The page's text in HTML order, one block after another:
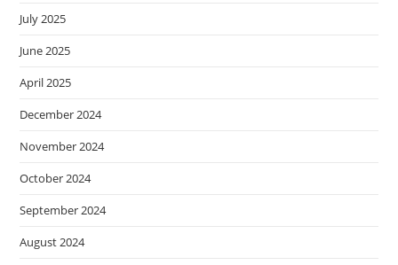
July 2025
June 2025
April 2025
December 2024
November 2024
October 2024
September 2024
August 2024